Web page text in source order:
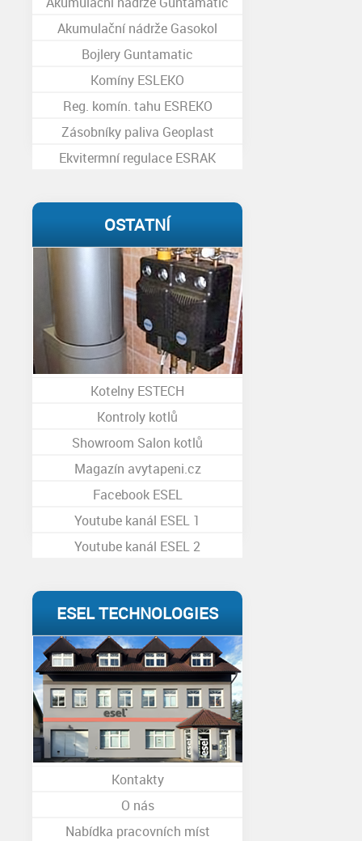
Akumulační nádrže Gasokol
Bojlery Guntamatic
Komíny ESLEKO
Reg. komín. tahu ESREKO
Zásobníky paliva Geoplast
Ekvitermní regulace ESRAK
OSTATNÍ
Kotelny ESTECH
Kontroly kotlů
Showroom Salon kotlů
Magazín avytapeni.cz
Facebook ESEL
Youtube kanál ESEL 1
Youtube kanál ESEL 2
ESEL TECHNOLOGIES
S.R.O.
Kontakty
O nás
Nabídka pracovních míst